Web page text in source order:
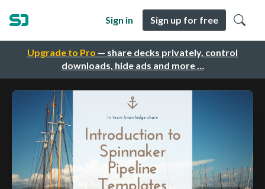
Upgrade to Pro — share decks privately, control
downloads, hide ads and more …
Sign in Sign up for free